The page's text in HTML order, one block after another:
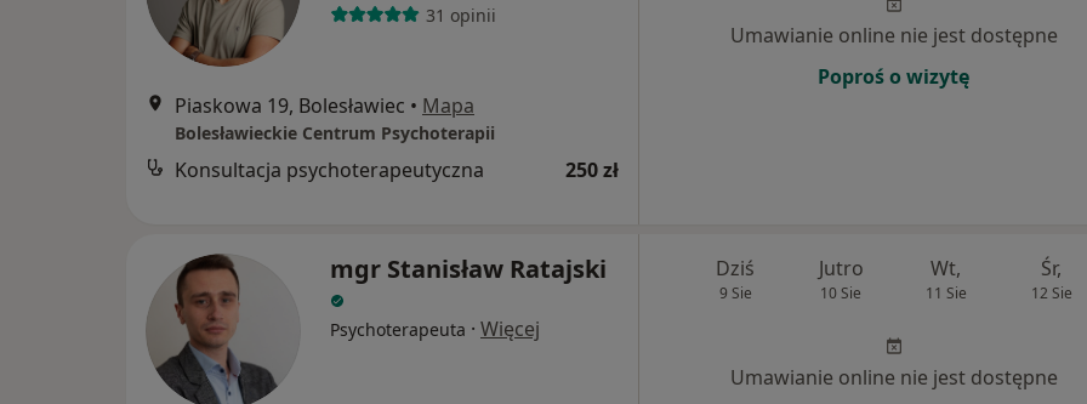
31 opinii
Piaskowa 19, Bolesławiec • Mapa
Bolesławieckie Centrum Psychoterapii
Konsultacja psychoterapeutyczna 250 zł
Umawianie online nie jest dostępne
Poproś o wizytę
mgr Stanisław Ratajski
Psychoterapeuta · Więcej
Dziś
9 Sie
Jutro
10 Sie
Wt,
11 Sie
Śr,
12 Sie
Umawianie online nie jest dostępne